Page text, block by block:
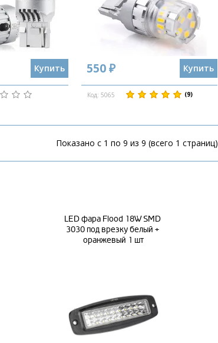
Купить 550 ₽ Купить
Код: 5065 (9)
Показано с 1 по 9 из 9 (всего 1 страниц)
LED фара Flood 18W SMD
3030 под врезку белый +
оранжевый 1 шт